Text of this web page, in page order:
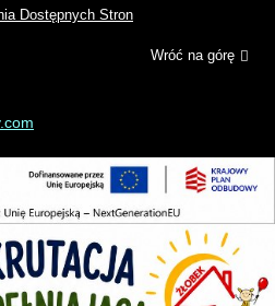
Dostępnych Stron
Wróć na górę